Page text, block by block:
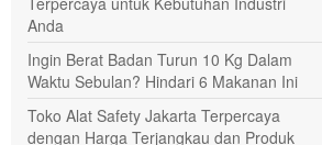
Anda
Ingin Berat Badan Turun 10 Kg Dalam
Waktu Sebulan? Hindari 6 Makanan Ini
Toko Alat Safety Jakarta Terpercaya
dengan Harga Terjangkau dan Produk